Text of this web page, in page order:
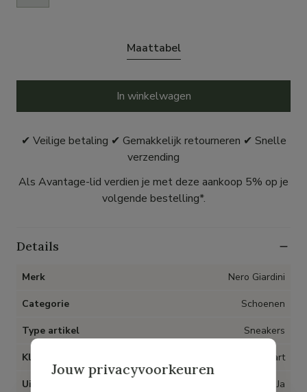
Maattabel
In winkelwagen
✔ Veilige betaling ✔ Gemakkelijk retourneren ✔ Snelle
verzending
Als Avantage-lid verdien je met deze aankoop 5% op je
volgende bestelling*.
Details
Merk Nero Giardini
Categorie Schoenen
Type artikel Sneakers
Kleur Zwart
Uitneembare inlegzolen Ja
Jouw privacyvoorkeuren